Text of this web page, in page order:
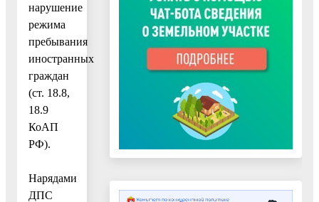
нарушение
режима
пребывания
иностранных
граждан
(ст. 18.8,
18.9
КоАП
РФ).
Нарядами
ДПС